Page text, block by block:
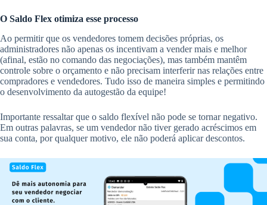
O Saldo Flex otimiza esse processo
Ao permitir que os vendedores tomem decisões próprias, os
administradores não apenas os incentivam a vender mais e melhor
(afinal, estão no comando das negociações), mas também mantêm
controle sobre o orçamento e não precisam interferir nas relações entre
compradores e vendedores. Tudo isso de maneira simples e permitindo
o desenvolvimento da autogestão da equipe!
Importante ressaltar que o saldo flexível não pode se tornar negativo.
Em outras palavras, se um vendedor não tiver gerado acréscimos em
sua conta, por qualquer motivo, ele não poderá aplicar descontos.